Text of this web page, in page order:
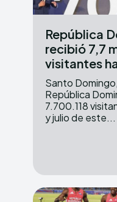
República
recibió 7,7
visitantes
Santo
República
7.700.118
y julio de este...